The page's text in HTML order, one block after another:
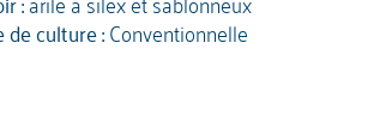
de culture :Conventionnelle